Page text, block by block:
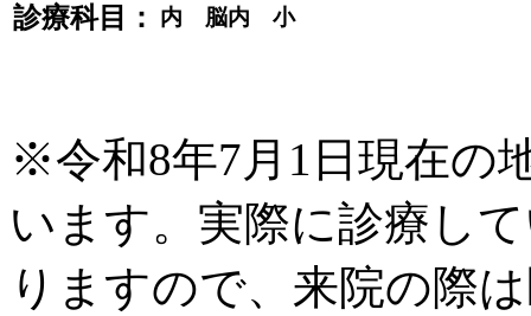
診療科目： 内 脳内 小
※令和8年7月1日現在の
います。実際に診療し
りますので、来院の際